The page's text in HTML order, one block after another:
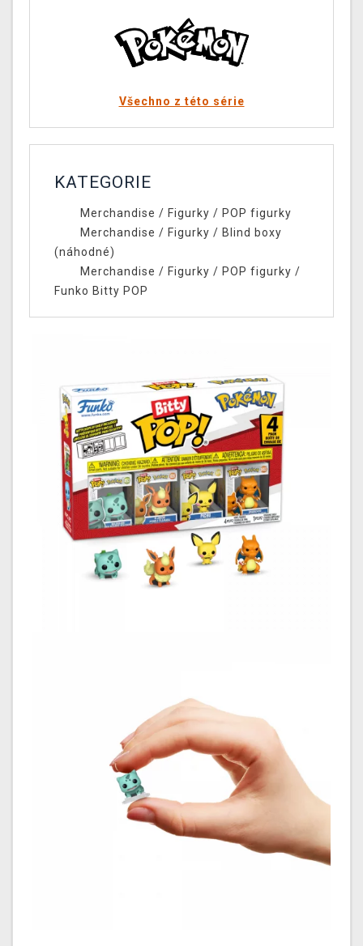
Všechno z této série
KATEGORIE
Merchandise / Figurky / POP figurky
Merchandise / Figurky / Blind boxy
(náhodné)
Merchandise / Figurky / POP figurky /
Funko Bitty POP